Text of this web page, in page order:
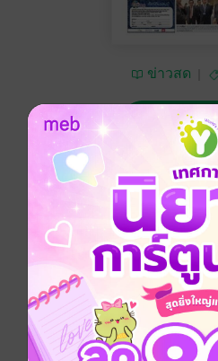
ข่าวสด
ซื้อ 10 บ
อยากได้ ซื้อเป็นของขวัญ
หนังสือพิมพ์ข่าวสด วันพุธที่ 6